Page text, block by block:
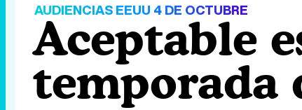
AUDIENCIAS EEUU 4 DE OCTUBRE
Aceptable
temporada